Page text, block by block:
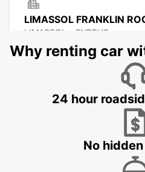
LIMASSOL FRANKLIN
LIMASSOL - CYPRUS
Why renting car
24 hour
No